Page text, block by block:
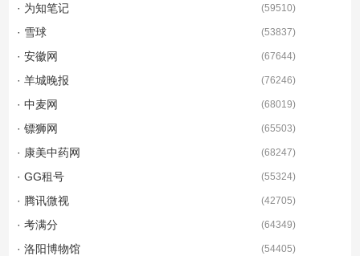
· 为知笔记 (59510)
· 雪球 (53837)
· 安徽网 (67644)
· 羊城晚报 (76246)
· 中麦网 (68019)
· 镖狮网 (65503)
· 康美中药网 (68247)
· GG租号 (55324)
· 腾讯微视 (42705)
· 考满分 (64349)
· 洛阳博物馆 (54405)